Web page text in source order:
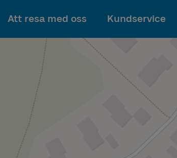
Till innehållet
Att resa med oss Kundservice